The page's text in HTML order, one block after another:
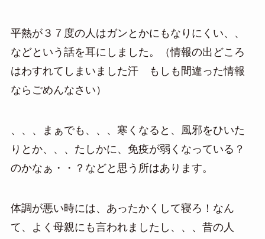
平熱が３７度の人はガンとかにもなりにくい、、
などという話を耳にしました。（情報の出どころ
はわすれてしまいました汗 もしも間違った情報
ならごめんなさい）
、、、まぁでも、、、寒くなると、風邪をひいた
りとか、、、たしかに、免疫が弱くなっている？
のかなぁ・・？などと思う所はあります。
体調が悪い時には、あったかくして寝ろ！なん
て、よく母親にも言われましたし、、、昔の人